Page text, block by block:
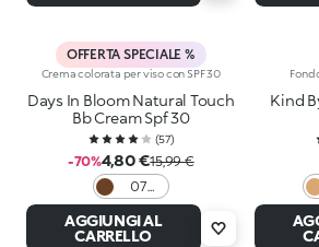
OFFERTA SPECIALE %
Crema colorata per viso con SPF 30
Days In Bloom Natural Touch
Bb Cream Spf 30
(57)
-70%4,80 €15,99 €
07
Cocoa
AGGIUNGI AL
CARRELLO
Kind